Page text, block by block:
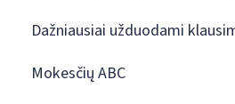
Dažniausiai užduodami
Mokesčių ABC